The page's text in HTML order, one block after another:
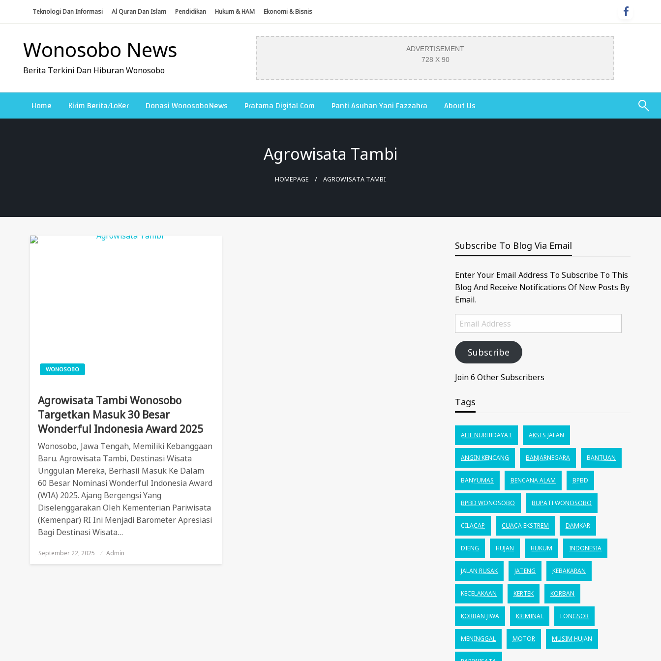
Teknologi Dan Informasi Al Quran Dan Islam Pendidikan Hukum & HAM Ekonomi & Bisnis
Wonosobo News
Berita Terkini Dan Hiburan Wonosobo
ADVERTISEMENT
728 X 90
Home Kirim Berita/LoKer Donasi WonosoboNews Pratama Digital Com Panti Asuhan Yani Fazzahra About Us
Agrowisata Tambi
HOMEPAGE AGROWISATA TAMBI
WONOSOBO
Agrowisata Tambi Wonosobo
Targetkan Masuk 30 Besar
Wonderful Indonesia Award 2025
Wonosobo, Jawa Tengah, Memiliki Kebanggaan
Baru. Agrowisata Tambi, Destinasi Wisata
Unggulan Mereka, Berhasil Masuk Ke Dalam
60 Besar Nominasi Wonderful Indonesia Award
(WIA) 2025. Ajang Bergengsi Yang
Diselenggarakan Oleh Kementerian Pariwisata
(Kemenpar) RI Ini Menjadi Barometer Apresiasi
Bagi Destinasi Wisata…
Posted
On
September 22, 2025 Admin
Subscribe To Blog Via Email
Enter Your Email Address To Subscribe To This
Blog And Receive Notifications Of New Posts By
Email.
Email
Address
Subscribe
Join 6 Other Subscribers
Tags
AFIF NURHIDAYAT AKSES JALAN
ANGIN KENCANG BANJARNEGARA BANTUAN
BANYUMAS BENCANA ALAM BPBD
BPBD WONOSOBO BUPATI WONOSOBO
CILACAP CUACA EKSTREM DAMKAR
DIENG HUJAN HUKUM INDONESIA
JALAN RUSAK JATENG KEBAKARAN
KECELAKAAN KERTEK KORBAN
KORBAN JIWA KRIMINAL LONGSOR
MENINGGAL MOTOR MUSIM HUJAN